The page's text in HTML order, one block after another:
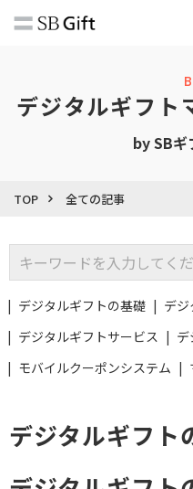
サー
自治体
デジタルギフト
by SBギ
TOP 全ての記事
デジタルギフトの基礎 デ
デジタルギフトサービス
モバイルクーポンシステム
デジタルギフト